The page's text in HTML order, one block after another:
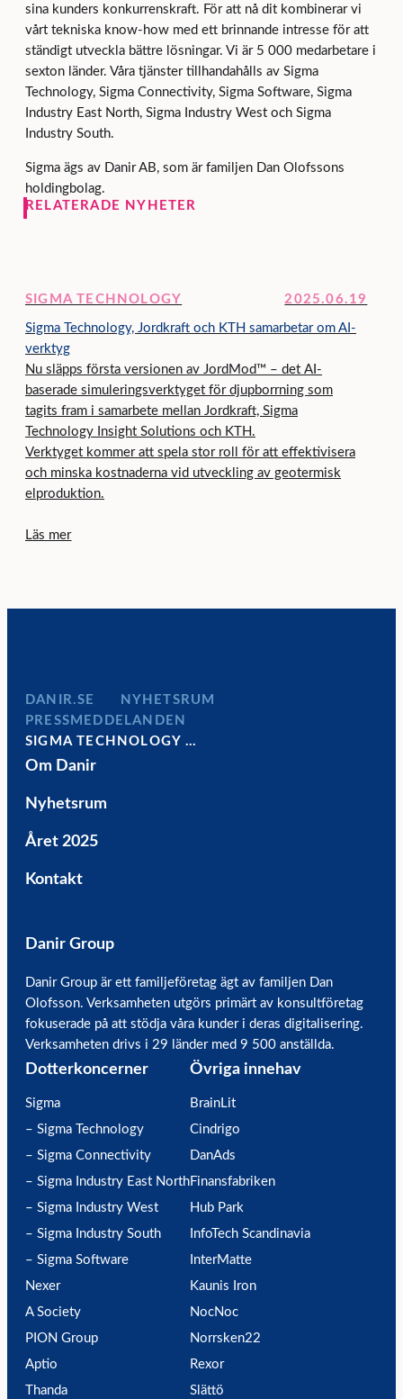
sina kunders konkurrenskraft. För att nå dit kombinerar vi
vårt tekniska know-how med ett brinnande intresse för att
ständigt utveckla bättre lösningar. Vi är 5 000 medarbetare i
sexton länder. Våra tjänster tillhandahålls av Sigma
Technology, Sigma Connectivity, Sigma Software, Sigma
Industry East North, Sigma Industry West och Sigma
Industry South.
Sigma ägs av Danir AB, som är familjen Dan Olofssons
holdingbolag.
RELATERADE NYHETER
SIGMA TECHNOLOGY 2025.06.19
Sigma Technology, Jordkraft och KTH samarbetar om AI-
verktyg
Nu släpps första versionen av JordMod™ – det AI-
baserade simuleringsverktyget för djupborrning som
tagits fram i samarbete mellan Jordkraft, Sigma
Technology Insight Solutions och KTH.
Verktyget kommer att spela stor roll för att effektivisera
och minska kostnaderna vid utveckling av geotermisk
elproduktion.
Läs mer
DANIR
NYHETSRUM
PRESSMEDDELANDEN
SIGMA TECHNOLOGY …
Om Danir
Nyhetsrum
Året 2025
Kontakt
Danir Group
Danir Group är ett familjeföretag ägt av familjen Dan
Olofsson. Verksamheten utgörs primärt av konsultföretag
fokuserade på att stödja våra kunder i deras digitalisering.
Verksamheten drivs i 29 länder med 9 500 anställda.
Dotterkoncerner
Sigma
– Sigma Technology
– Sigma Connectivity
– Sigma Industry East North
– Sigma Industry West
– Sigma Industry South
– Sigma Software
Nexer
A Society
PION Group
Aptio
Thanda
Övriga innehav
BrainLit
Cindrigo
DanAds
Finansfabriken
Hub Park
InfoTech Scandinavia
InterMatte
Kaunis Iron
NocNoc
Norrsken22
Rexor
Slättö